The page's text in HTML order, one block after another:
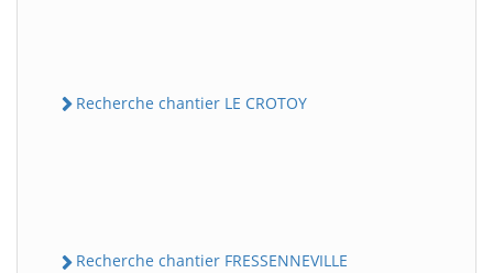
Recherche chantier LE CROTOY
Recherche chantier FRESSENNEVILLE